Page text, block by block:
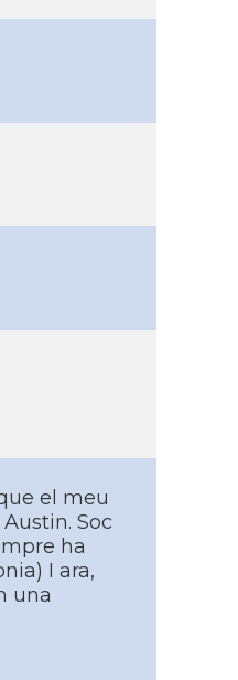
el meu
Soc
ha
I ara,
una